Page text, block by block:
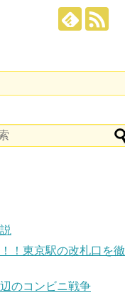
！東京駅の改札口を徹
のコンビニ戦争